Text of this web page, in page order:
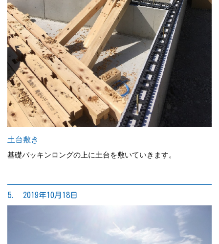
土台敷き
基礎パッキンロングの上に土台を敷いていきます。
5. 2019年10月18日